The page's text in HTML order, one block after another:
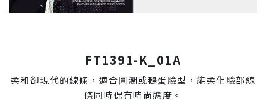
FT1391-K_01A
柔和卻現代的線條，適合圓潤或鵝蛋臉型，能柔化臉部線
條同時保有時尚態度。